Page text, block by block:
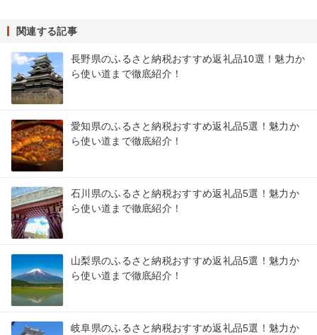
関連する記事
長野県のふるさと納税おすすめ返礼品10選！魅力か
ら使い道まで徹底紹介！
愛知県のふるさと納税おすすめ返礼品5選！魅力か
ら使い道まで徹底紹介！
石川県のふるさと納税おすすめ返礼品5選！魅力か
ら使い道まで徹底紹介！
山梨県のふるさと納税おすすめ返礼品5選！魅力か
ら使い道まで徹底紹介！
岐阜県のふるさと納税おすすめ返礼品5選！魅力か